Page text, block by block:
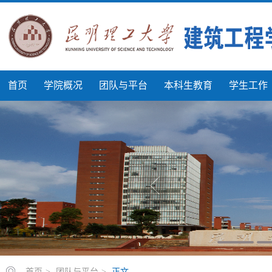
首页 学院概况 团队与平台 本科生教育 学生工作